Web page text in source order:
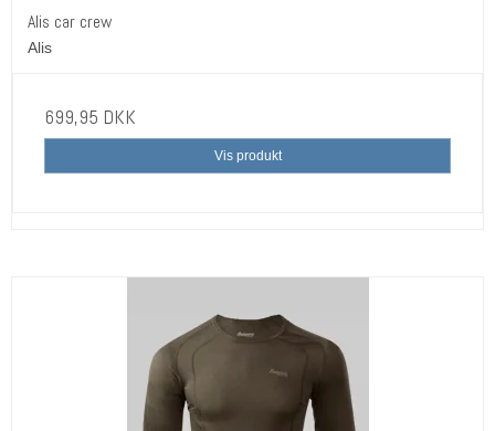
Alis car crew
Alis
699,95 DKK
Vis produkt